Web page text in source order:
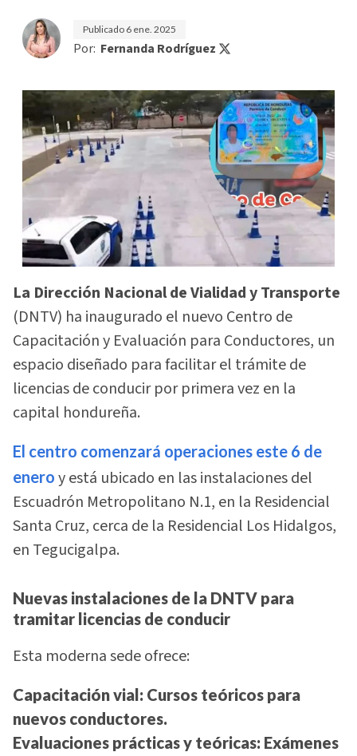
Publicado 6 ene. 2025
Por: Fernanda Rodríguez
La Dirección Nacional de Vialidad y Transporte
(DNTV) ha inaugurado el nuevo Centro de
Capacitación y Evaluación para Conductores, un
espacio diseñado para facilitar el trámite de
licencias de conducir por primera vez en la
capital hondureña.
El centro comenzará operaciones este 6 de
enero y está ubicado en las instalaciones del
Escuadrón Metropolitano N.1, en la Residencial
Santa Cruz, cerca de la Residencial Los Hidalgos,
en Tegucigalpa.
Nuevas instalaciones de la DNTV para
tramitar licencias de conducir
Esta moderna sede ofrece:
Capacitación vial: Cursos teóricos para
nuevos conductores.
Evaluaciones prácticas y teóricas: Exámenes